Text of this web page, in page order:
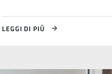
LEGGI DI PIÙ